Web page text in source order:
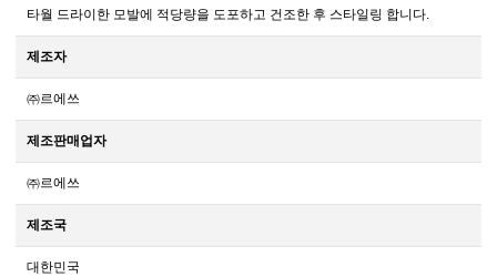
타월 드라이한 모발에 적당량을 도포하고 건조한 후 스타일링 합니다.
제조자
㈜르에쓰
제조판매업자
㈜르에쓰
제조국
대한민국